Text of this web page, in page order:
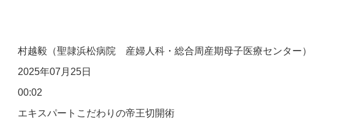
村越毅（聖隷浜松病院 産婦人科・総合周産期母子医療センター）
2025年07月25日
00:02
エキスパートこだわりの帝王切開術